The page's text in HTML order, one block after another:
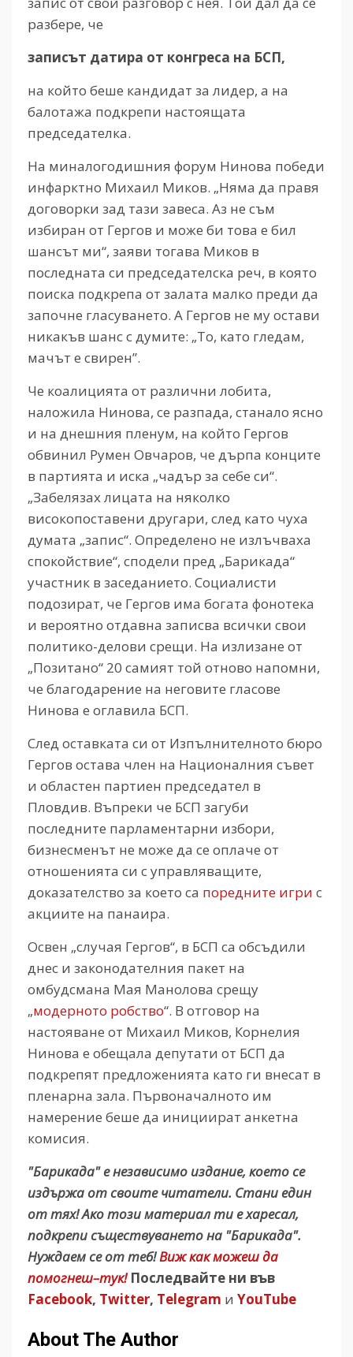
разбере, че
записът датира от конгреса на БСП,
на който беше кандидат за лидер, а на
балотажа подкрепи настоящата
председателка.
На миналогодишния форум Нинова победи
инфарктно Михаил Миков. „Няма да правя
договорки зад тази завеса. Аз не съм
избиран от Гергов и може би това е бил
шансът ми“, заяви тогава Миков в
последната си председателска реч, в която
поиска подкрепа от залата малко преди да
започне гласуването. А Гергов не му остави
никакъв шанс с думите: „То, като гледам,
мачът е свирен”.
Че коалицията от различни лобита,
наложила Нинова, се разпада, станало ясно
и на днешния пленум, на който Гергов
обвинил Румен Овчаров, че дърпа конците
в партията и иска „чадър за себе си“.
„Забелязах лицата на няколко
високопоставени другари, след като чуха
думата „запис“. Определено не излъчваха
спокойствие“, сподели пред „Барикада“
участник в заседанието. Социалисти
подозират, че Гергов има богата фонотека
и вероятно отдавна записва всички свои
политико-делови срещи. На излизане от
„Позитано“ 20 самият той отново напомни,
че благодарение на неговите гласове
Нинова е оглавила БСП.
След оставката си от Изпълнителното бюро
Гергов остава член на Националния съвет
и областен партиен председател в
Пловдив. Въпреки че БСП загуби
последните парламентарни избори,
бизнесменът не може да се оплаче от
отношенията си с управляващите,
доказателство за което са поредните игри с
акциите на панаира.
Освен „случая Гергов“, в БСП са обсъдили
днес и законодателния пакет на
омбудсмана Мая Манолова срещу
„модерното робство“. В отговор на
настояване от Михаил Миков, Корнелия
Нинова е обещала депутати от БСП да
подкрепят предложенията като ги внесат в
пленарна зала. Първоначалното им
намерение беше да инициират анкетна
комисия.
"Барикада" е независимо издание, което се
издържа от своите читатели. Стани един
от тях! Ако този материал ти е харесал,
подкрепи съществуването на "Барикада".
Нуждаем се от теб!Виж как можеш да
помогнеш–тук! Последвайте ни във
Facebook, Twitter, Telegram и YouTube
About The Author